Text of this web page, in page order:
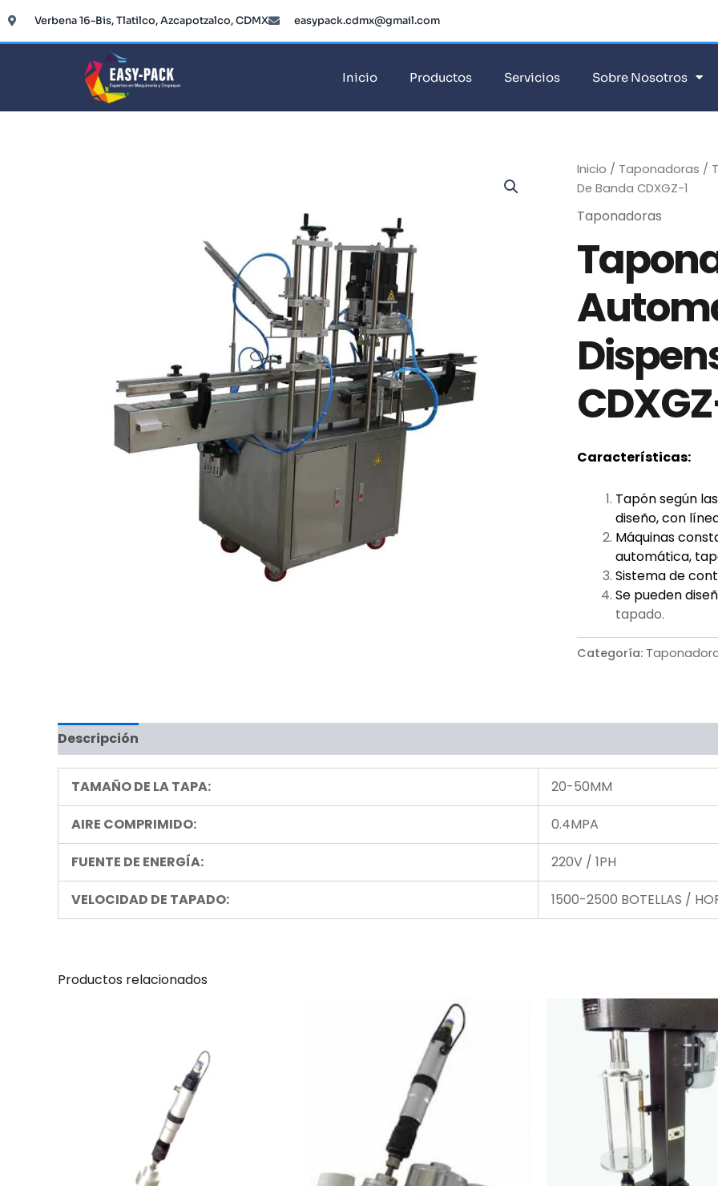
al
contenido
Verbena 16-Bis, Tlatilco, Azcapotzalco, CDMX easypack.cdmx@gmail.com
Inicio Productos Servicios Sobre Nosotros
Inicio / Taponadoras /
De Banda CDXGZ-1
Taponadoras
Características:
Tapón según
diseño, con
Máquinas
automática,
Sistema de
Se pueden
tapado.
Categoría:
Descripción
TAMAÑO DE LA TAPA: 20-50MM
AIRE COMPRIMIDO: 0.4MPA
FUENTE DE ENERGÍA: 220V / 1PH
VELOCIDAD DE TAPADO: 1500-2500 BOTELLAS /
Productos relacionados